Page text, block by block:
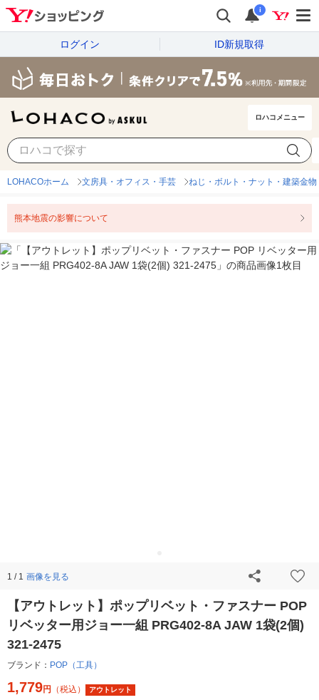
i
ログイン ID新規取得
ロハコメニュー
LOHACOホーム 文房具・オフィス・手芸 ねじ・ボルト・ナット・建築金物
熊本地震の影響について
1 / 1 画像を見る
【アウトレット】ポップリベット・ファスナー POP
リベッター用ジョー一組 PRG402-8A JAW 1袋(2個)
321-2475
ブランド： POP（工具）
1,779円 （税込） アウトレット